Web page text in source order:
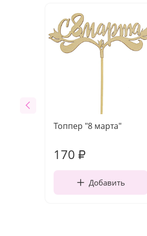
Топпер "8 марта"
170 ₽
Добавить